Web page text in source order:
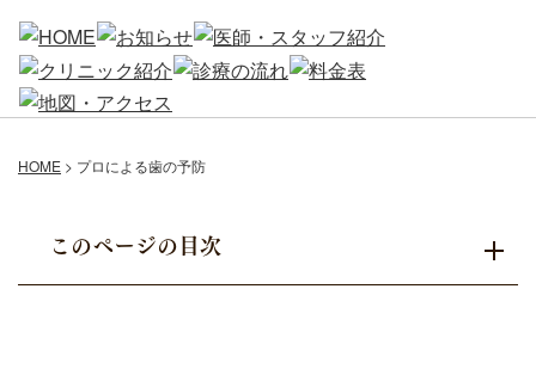
HOME > プロによる歯の予防
このページの目次